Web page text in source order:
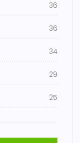
36
36
34
29
25